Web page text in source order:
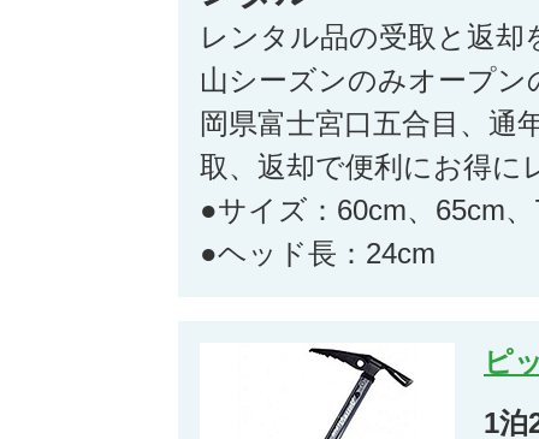
レンタル品の受取と返却
山シーズンのみオープン
岡県富士宮口五合目、通
取、返却で便利にお得に
●サイズ：60cm、65cm
●ヘッド長：24cm
ピ
1泊